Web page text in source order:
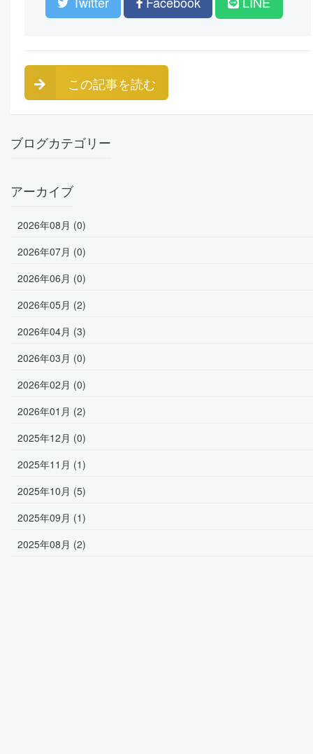
この記事を読む
ブログカテゴリー
アーカイブ
2026年08月 (0)
2026年07月 (0)
2026年06月 (0)
2026年05月 (2)
2026年04月 (3)
2026年03月 (0)
2026年02月 (0)
2026年01月 (2)
2025年12月 (0)
2025年11月 (1)
2025年10月 (5)
2025年09月 (1)
2025年08月 (2)